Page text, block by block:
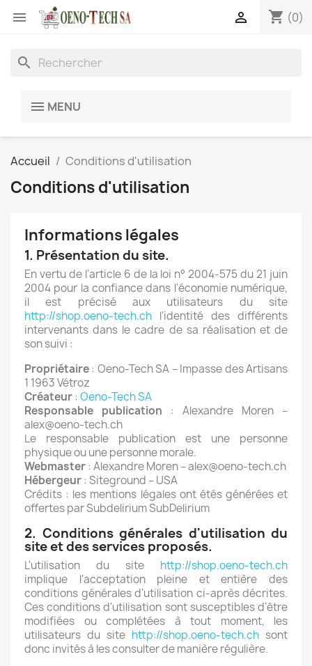
 shopping_cart (0)

search
MENU
Accueil Conditions d'utilisation
Conditions d'utilisation
Informations légales
1. Présentation du site.
En vertu de l'article 6 de la loi n° 2004-575 du 21 juin
2004 pour la confiance dans l'économie numérique,
il est précisé aux utilisateurs du site
http://shop.oeno-tech.ch l'identité des différents
intervenants dans le cadre de sa réalisation et de
son suivi :
Propriétaire: Oeno-Tech SA – Impasse des Artisans
1 1963 Vétroz
Créateur: Oeno-Tech SA
Responsable publication : Alexandre Moren –
alex@oeno-tech.ch
Le responsable publication est une personne
physique ou une personne morale.
Webmaster: Alexandre Moren – alex@oeno-tech.ch
Hébergeur: Siteground – USA
Crédits : les mentions légales ont étés générées et
offertes par Subdelirium SubDelirium
2. Conditions générales d'utilisation du
site et des services proposés.
L'utilisation du site http://shop.oeno-tech.ch
implique l'acceptation pleine et entière des
conditions générales d'utilisation ci-après décrites.
Ces conditions d'utilisation sont susceptibles d'être
modifiées ou complétées à tout moment, les
utilisateurs du site http://shop.oeno-tech.ch sont
donc invités à les consulter de manière régulière.